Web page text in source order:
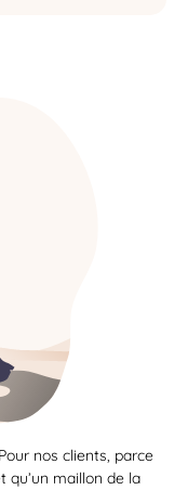
nos clients, parce
qu’un maillon de la